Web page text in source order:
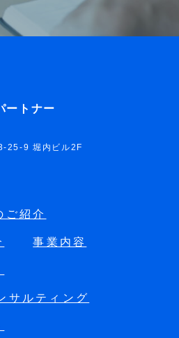
ートナー
25-9 堀内ビル2F
ご紹介
事業内容
サルティング